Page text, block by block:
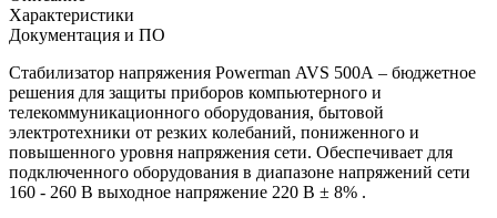
Характеристики
Документация и ПО
Стабилизатор напряжения Powerman AVS 500A – бюджетное
решения для защиты приборов компьютерного и
телекоммуникационного оборудования, бытовой
электротехники от резких колебаний, пониженного и
повышенного уровня напряжения сети. Обеспечивает для
подключенного оборудования в диапазоне напряжений сети
160 - 260 В выходное напряжение 220 В ± 8% .